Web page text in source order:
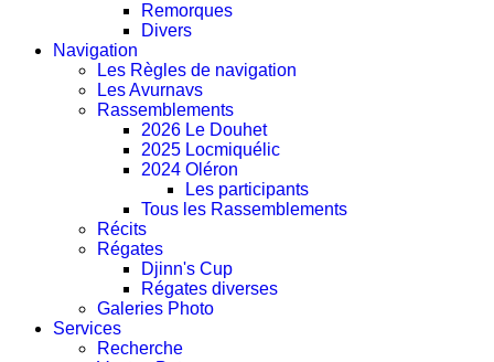
Remorques
Divers
Navigation
Les Règles de navigation
Les Avurnavs
Rassemblements
2026 Le Douhet
2025 Locmiquélic
2024 Oléron
Les participants
Tous les Rassemblements
Récits
Régates
Djinn's Cup
Régates diverses
Galeries Photo
Services
Recherche